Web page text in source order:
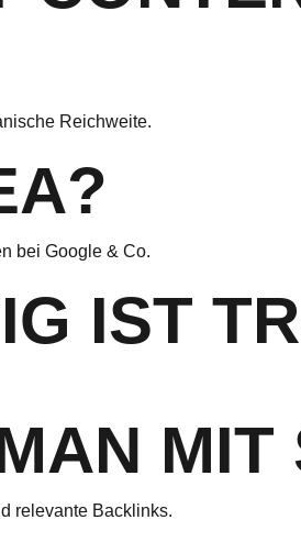
Reichweite.
bei Google & Co.
IST
relevante Backlinks.